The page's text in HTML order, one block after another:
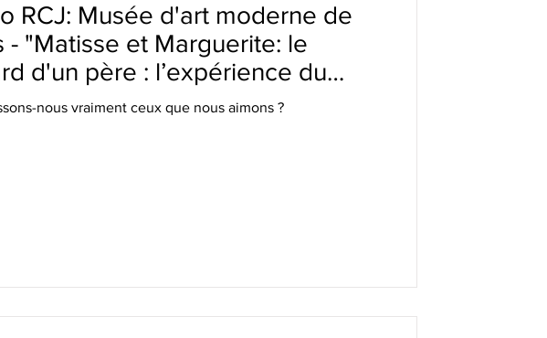
RCJ: Musée d'art moderne de
- "Matisse et Marguerite: le
d'un père : l’expérience du
?"
nous vraiment ceux que nous aimons ?